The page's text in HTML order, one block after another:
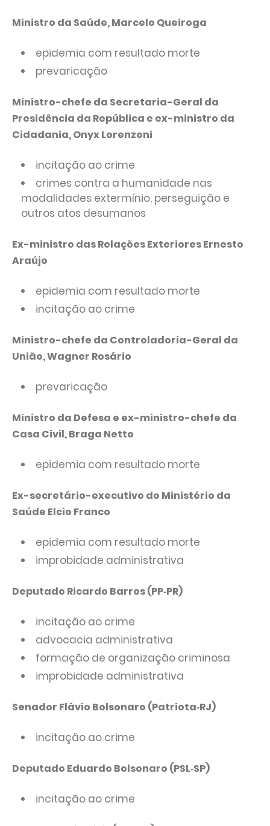
Ministro da Saúde, Marcelo Queiroga
epidemia com resultado morte
prevaricação
Ministro-chefe da Secretaria-Geral da
Presidência da República e ex-ministro da
Cidadania, Onyx Lorenzoni
incitação ao crime
crimes contra a humanidade nas
modalidades extermínio, perseguição e
outros atos desumanos
Ex-ministro das Relações Exteriores Ernesto
Araújo
epidemia com resultado morte
incitação ao crime
Ministro-chefe da Controladoria-Geral da
União, Wagner Rosário
prevaricação
Ministro da Defesa e ex-ministro-chefe da
Casa Civil, Braga Netto
epidemia com resultado morte
Ex-secretário-executivo do Ministério da
Saúde Elcio Franco
epidemia com resultado morte
improbidade administrativa
Deputado Ricardo Barros (PP‑PR)
incitação ao crime
advocacia administrativa
formação de organização criminosa
improbidade administrativa
Senador Flávio Bolsonaro (Patriota‑RJ)
incitação ao crime
Deputado Eduardo Bolsonaro (PSL‑SP)
incitação ao crime